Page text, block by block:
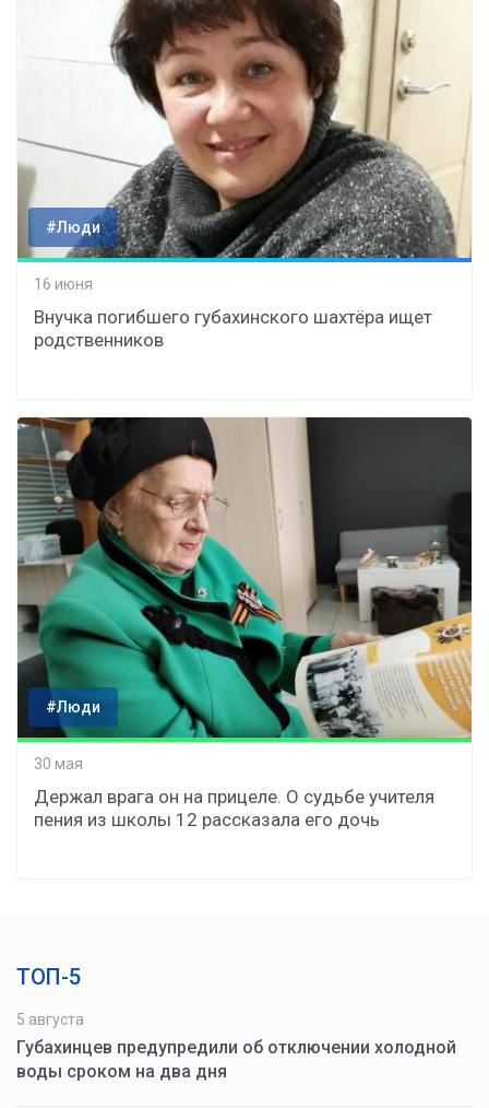
#Люди
16 июня
Внучка погибшего губахинского шахтёра ищет
родственников
#Люди
30 мая
Держал врага он на прицеле. О судьбе учителя
пения из школы 12 рассказала его дочь
ТОП-5
5 августа
Губахинцев предупредили об отключении холодной
воды сроком на два дня